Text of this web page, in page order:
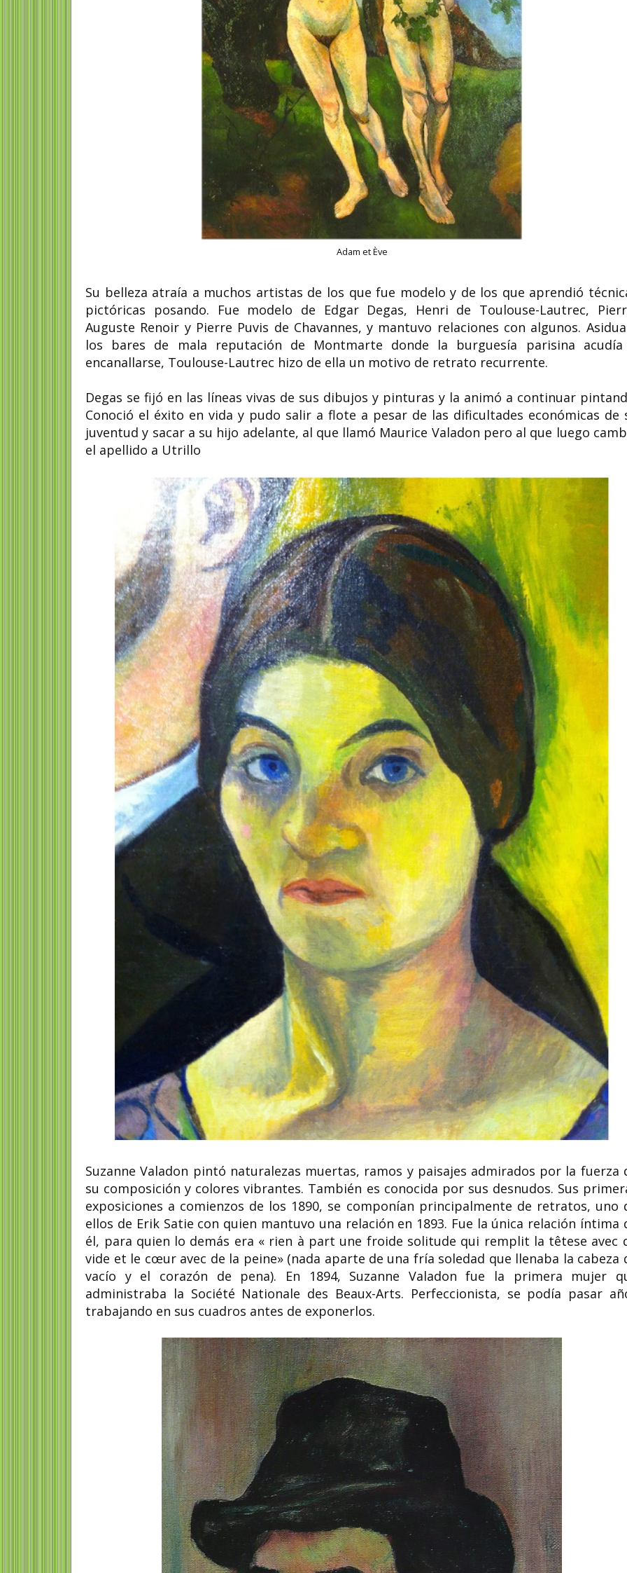
Adam et Ève
Su belleza atraía a muchos artistas de los que fue modelo y de los que aprendió
pictóricas posando. Fue modelo de Edgar Degas, Henri de Toulouse-Lautrec,
Auguste Renoir y Pierre Puvis de Chavannes, y mantuvo relaciones con algunos.
los bares de mala reputación de Montmarte donde la burguesía parisina
encanallarse, Toulouse-Lautrec hizo de ella un motivo de retrato recurrente.
Degas se fijó en las líneas vivas de sus dibujos y pinturas y la animó a continuar
Conoció el éxito en vida y pudo salir a flote a pesar de las dificultades económicas de
juventud y sacar a su hijo adelante, al que llamó Maurice Valadon pero al que luego
el apellido a Utrillo
Suzanne Valadon pintó naturalezas muertas, ramos y paisajes admirados por la fuerza
su composición y colores vibrantes. También es conocida por sus desnudos. Sus
exposiciones a comienzos de los 1890, se componían principalmente de retratos, uno
ellos de Erik Satie con quien mantuvo una relación en 1893. Fue la única relación íntima
él, para quien lo demás era « rien à part une froide solitude qui remplit la têtese avec
vide et le cœur avec de la peine» (nada aparte de una fría soledad que llenaba la cabeza
vacío y el corazón de pena). En 1894, Suzanne Valadon fue la primera mujer
administraba la Société Nationale des Beaux-Arts. Perfeccionista, se podía pasar
trabajando en sus cuadros antes de exponerlos.